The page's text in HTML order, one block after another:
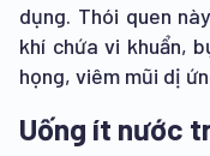
dụng. Thói quen
khí chứa vi khuẩn,
họng, viêm mũi dị
Uống ít nước